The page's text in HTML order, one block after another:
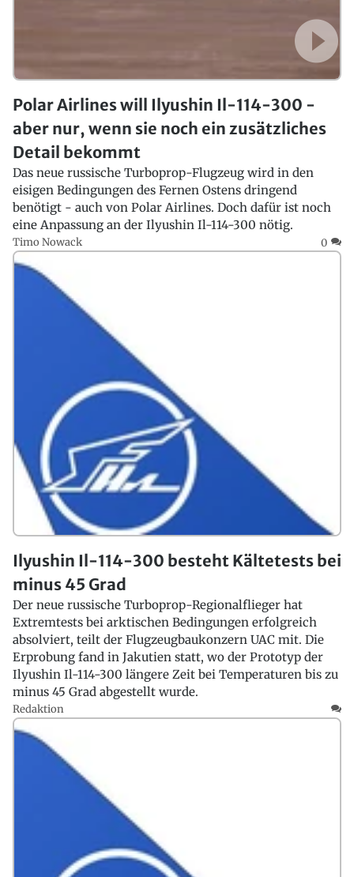
Polar Airlines will Ilyushin Il-114-300 -
aber nur, wenn sie noch ein zusätzliches
Detail bekommt
Das neue russische Turboprop-Flugzeug wird in den
eisigen Bedingungen des Fernen Ostens dringend
benötigt - auch von Polar Airlines. Doch dafür ist noch
eine Anpassung an der Ilyushin Il-114-300 nötig.
Timo Nowack 0
Ilyushin Il-114-300 besteht Kältetests bei
minus 45 Grad
Der neue russische Turboprop-Regionalflieger hat
Extremtests bei arktischen Bedingungen erfolgreich
absolviert, teilt der Flugzeugbaukonzern UAC mit. Die
Erprobung fand in Jakutien statt, wo der Prototyp der
Ilyushin Il-114-300 längere Zeit bei Temperaturen bis zu
minus 45 Grad abgestellt wurde.
Redaktion